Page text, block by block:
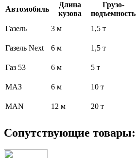
Автомобиль
Длина
кузова
Грузо-
подъемность
Газель 3 м 1,5 т
Газель Next
6 м 1,5 т
Газ 53
6 м 5 т
МАЗ
6 м 10 т
MAN
12 м 20 т
Сопутствующие товары: